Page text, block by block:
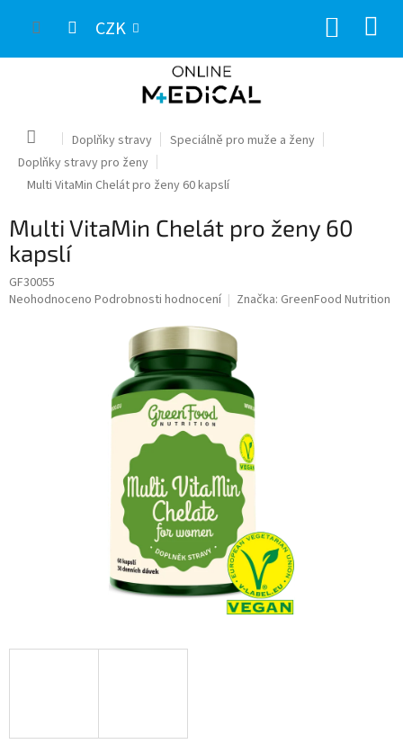
CZK
Domů Doplňky stravy
Speciálně pro muže a ženy
Doplňky stravy pro ženy
Multi VitaMin Chelát pro ženy 60 kapslí
Multi VitaMin Chelát pro ženy 60
kapslí
GF30055
Průměrné
Neohodnoceno Podrobnosti hodnocení Značka: GreenFood Nutrition